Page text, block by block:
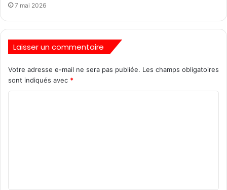
7 mai 2026
Laisser un commentaire
Votre adresse e-mail ne sera pas publiée. Les champs obligatoires
sont indiqués avec *